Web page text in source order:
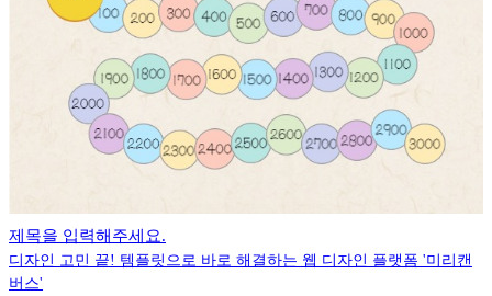
제목을 입력해주세요.
디자인 고민 끝! 템플릿으로 바로 해결하는 웹 디자인 플랫폼 '미리캔
버스'